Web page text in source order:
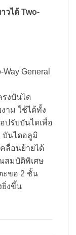
วได้ Two-
General
งบันได
าม ใช้ได้ทั้ง
ปรับบันไดเพื่อ
บันไดอลูมิ
ลื่อนย้ายได้
สมบัติพิเศษ
ะขอ 2 ชั้น
ยิ่งขึ้น